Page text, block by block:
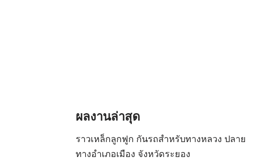
ผลงานล่าสุด
ราวเหล็กลูกฟูก กันรถสําหรับทางหลวง ปลาย
ทางอำเภอเมือง จังหวัดระยอง